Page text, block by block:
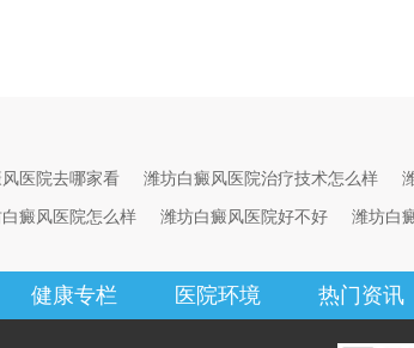
医院去哪家看 潍坊白癜风医院治疗技术怎么样
癜风医院怎么样 潍坊白癜风医院好不好 潍坊白
健康专栏 医院环境 热门资讯